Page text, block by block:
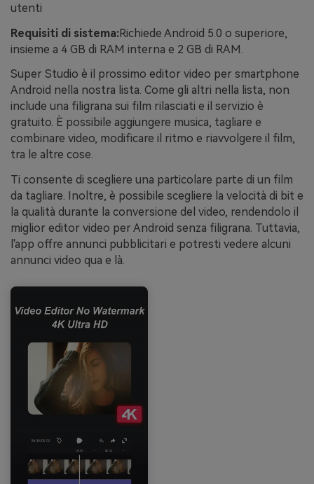
utenti
Requisiti di sistema:Richiede Android 5.0 o superiore,
insieme a 4 GB di RAM interna e 2 GB di RAM.
Super Studio è il prossimo editor video per smartphone
Android nella nostra lista. Come gli altri nella lista, non
include una filigrana sui film rilasciati e il servizio è
gratuito. È possibile aggiungere musica, tagliare e
combinare video, modificare il ritmo e riavvolgere il film,
tra le altre cose.
Ti consente di scegliere una particolare parte di un film
da tagliare. Inoltre, è possibile scegliere la velocità di bit e
la qualità durante la conversione del video, rendendolo il
miglior editor video per Android senza filigrana. Tuttavia,
l'app offre annunci pubblicitari e potresti vedere alcuni
annunci video qua e là.